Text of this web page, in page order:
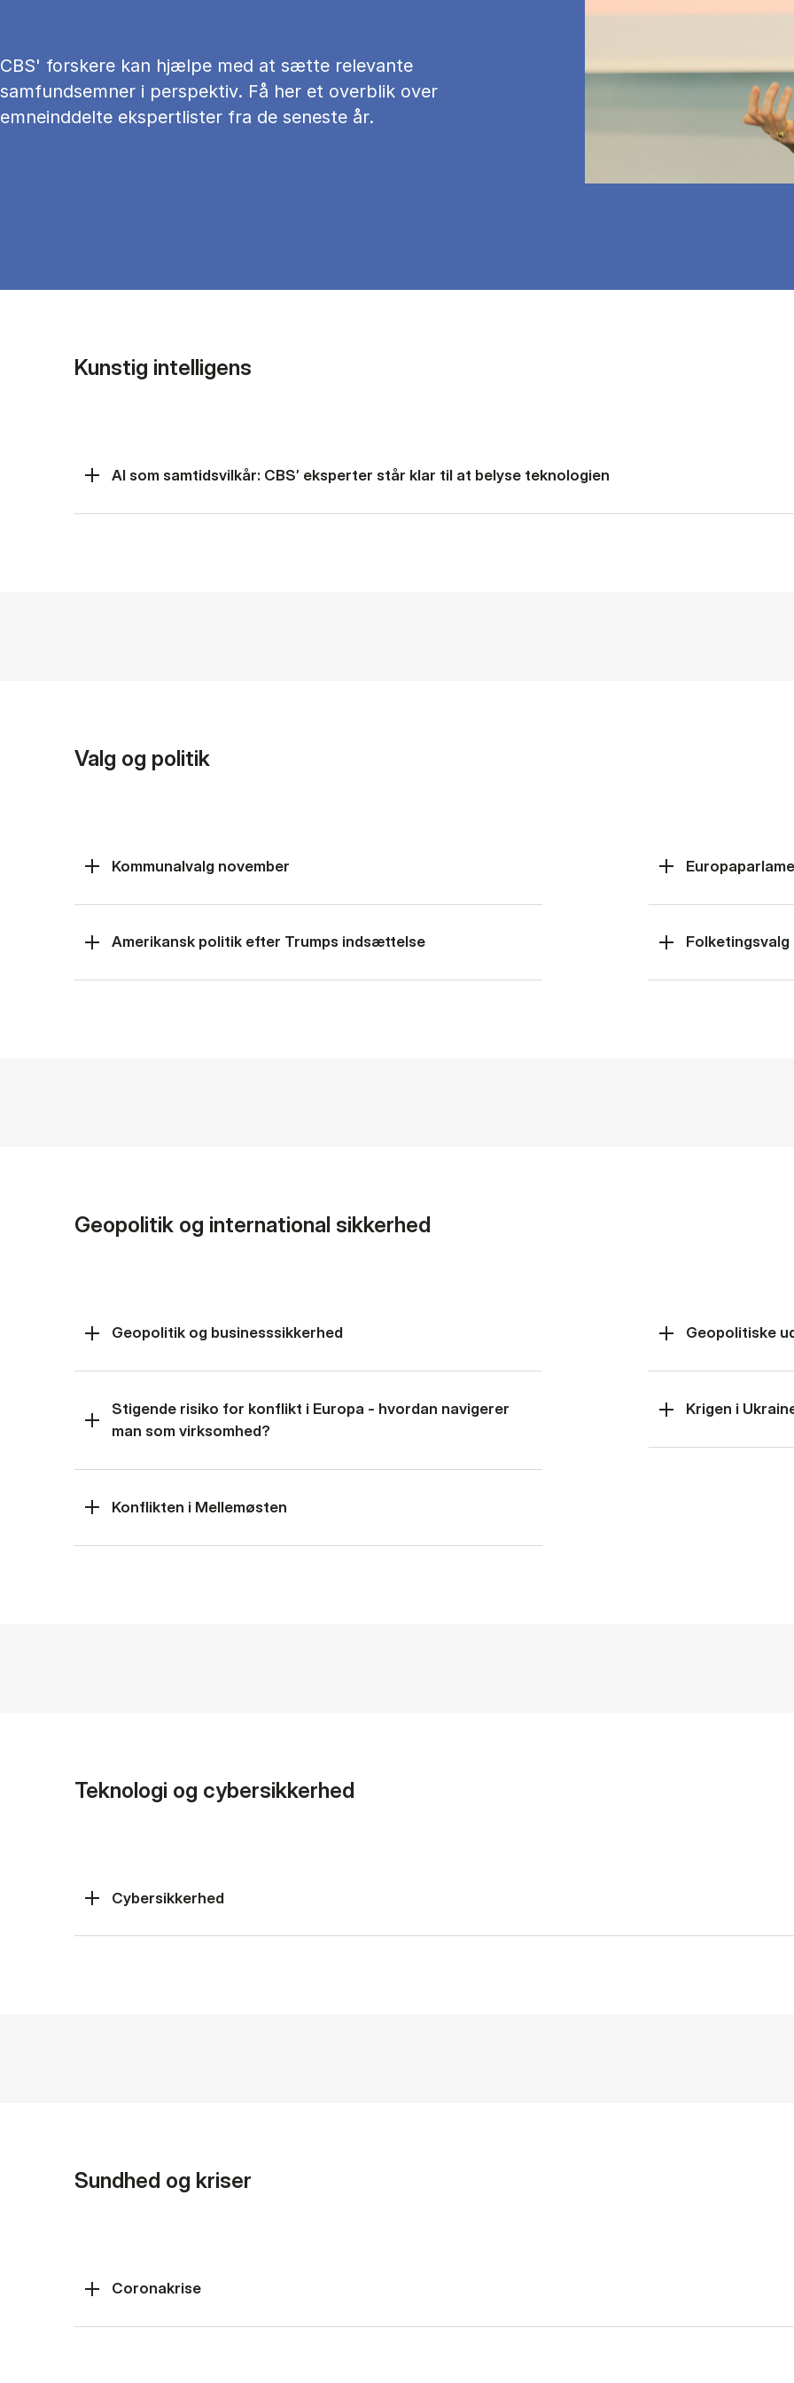
CBS' forskere kan hjælpe med at sætte relevante
samfundsemner i perspektiv. Få her et overblik over
emneinddelte ekspertlister fra de seneste år.
Kunstig intelligens
AI som samtidsvilkår: CBS’ eksperter står klar til at belyse teknologien
Valg og politik
Kommunalvalg november
Amerikansk politik efter Trumps indsættelse Folketingsvalg
Geopolitik og international sikkerhed
Geopolitik og businesssikkerhed
Stigende risiko for konflikt i Europa - hvordan navigerer
man som virksomhed?
Konflikten i Mellemøsten
Geopolitiske
Krigen i
Teknologi og cybersikkerhed
Cybersikkerhed
Sundhed og kriser
Coronakrise